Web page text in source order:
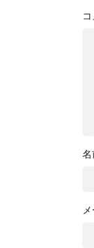
コ
名